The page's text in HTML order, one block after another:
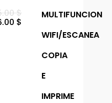
$
$
MULTIFUNCION
WIFI/ESCANEA
COPIA
E
IMPRIME